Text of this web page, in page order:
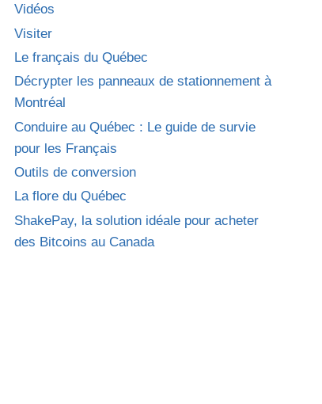
Vidéos
Visiter
Le français du Québec
Décrypter les panneaux de stationnement à
Montréal
Conduire au Québec : Le guide de survie
pour les Français
Outils de conversion
La flore du Québec
ShakePay, la solution idéale pour acheter
des Bitcoins au Canada